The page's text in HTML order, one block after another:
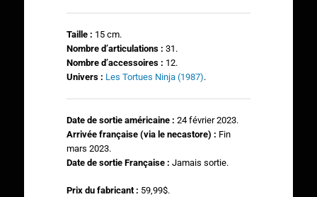
Taille : 15 cm.
Nombre d’articulations : 31.
Nombre d’accessoires : 12.
Univers : Les Tortues Ninja (1987).
Date de sortie américaine : 24 février 2023.
Arrivée française (via le necastore) : Fin
mars 2023.
Date de sortie Française : Jamais sortie.
Prix du fabricant : 59,99$.